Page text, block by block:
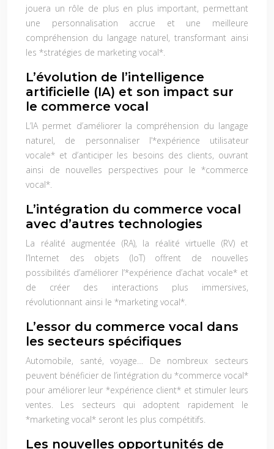
jouera un rôle de plus en plus important, permettant
une personnalisation accrue et une meilleure
compréhension du langage naturel, transformant ainsi
les *stratégies de marketing vocal*.
L’évolution de l’intelligence
artificielle (IA) et son impact sur
le commerce vocal
L’IA permet d’améliorer la compréhension du langage
naturel, de personnaliser l’*expérience utilisateur
vocale* et d’anticiper les besoins des clients, ouvrant
ainsi de nouvelles perspectives pour le *commerce
vocal*.
L’intégration du commerce vocal
avec d’autres technologies
La réalité augmentée (RA), la réalité virtuelle (RV) et
l’Internet des objets (IoT) offrent de nouvelles
possibilités d’améliorer l’*expérience d’achat vocale* et
de créer des interactions plus immersives,
révolutionnant ainsi le *marketing vocal*.
L’essor du commerce vocal dans
les secteurs spécifiques
Automobile, santé, voyage… De nombreux secteurs
peuvent bénéficier de l’intégration du *commerce vocal*
pour améliorer leur *expérience client* et stimuler leurs
ventes. Les secteurs qui adoptent rapidement le
*marketing vocal* seront les plus compétitifs.
Les nouvelles opportunités de